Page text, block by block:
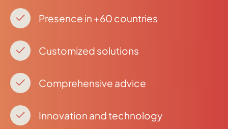
Presence in +60 countries
Customized solutions
Comprehensive advice
Innovation and technology